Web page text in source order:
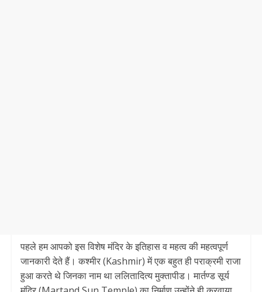
पहले हम आपको इस विशेष मंदिर के इतिहास व महत्व की महत्वपूर्ण
जानकारी देते हैं। कश्मीर (Kashmir) में एक बहुत ही पराक्रमी राजा
हुआ करते थे जिनका नाम था ललितादित्य मुक्तापीड। मार्तण्ड सूर्य